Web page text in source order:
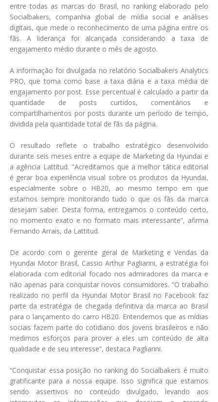
entre todas as marcas do Brasil, no ranking elaborado pelo
Socialbakers, companhia global de mídia social e análises
digitais, que mede o reconhecimento de uma página entre os
fãs. A liderança foi alcançada considerando a taxa de
engajamento médio durante o mês de agosto.
A informação foi divulgada no relatório Socialbakers Analytics
PRO, que toma como base a taxa diária e a taxa média de
engajamento por post. Esse percentual é calculado a partir da
quantidade de posts curtidos, comentários e
compartilhamentos por posts durante um período de tempo,
dividida pela quantidade total de fãs da página.
O resultado reflete o trabalho estratégico desenvolvido
durante seis meses entre a equipe de Marketing da Hyundai e
a agência Lattitud. "Acreditamos que a melhor tática editorial
é gerar boa experiência visual sobre os produtos da Hyundai,
especialmente sobre o HB20, ao mesmo tempo em que
estamos sempre monitorando tudo o que os fãs da marca
desejam saber. Desta forma, entregamos o conteúdo certo,
no momento exato e no formato mais interessante”, afirma
Fernando Arrais, da Lattitud.
De acordo com o gerente geral de Marketing e Vendas da
Hyundai Motor Brasil, Cassio Arthur Pagliarini, a estratégia foi
elaborada com editorial focado nos admiradores da marca e
não apenas para conquistar novos consumidores. “O trabalho
realizado no perfil da Hyundai Motor Brasil no Facebook faz
parte da estratégia de chegada definitiva da marca ao Brasil
para o lançamento do carro HB20. Entendemos que as mídias
sociais fazem parte do cotidiano dos jovens brasileiros e não
medimos esforços para prover a eles um conteúdo de alta
qualidade e de seu interesse”, destaca Pagliarini.
“Conquistar essa posição no ranking do Socialbakers é muito
gratificante para a nossa equipe. Isso significa que estamos
sendo assertivos no conteúdo divulgado, levando aos